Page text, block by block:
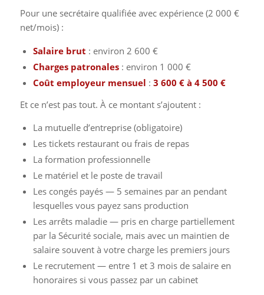
Pour une secrétaire qualifiée avec expérience (2 000 €
net/mois) :
Salaire brut : environ 2 600 €
Charges patronales: environ 1 000 €
Coût employeur mensuel : 3 600 € à 4 500 €
Et ce n’est pas tout. À ce montant s’ajoutent :
La mutuelle d’entreprise (obligatoire)
Les tickets restaurant ou frais de repas
La formation professionnelle
Le matériel et le poste de travail
Les congés payés — 5 semaines par an pendant
lesquelles vous payez sans production
Les arrêts maladie — pris en charge partiellement
par la Sécurité sociale, mais avec un maintien de
salaire souvent à votre charge les premiers jours
Le recrutement — entre 1 et 3 mois de salaire en
honoraires si vous passez par un cabinet